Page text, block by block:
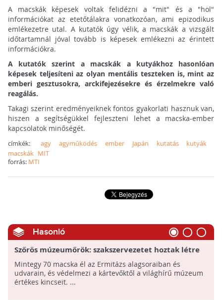
A macskák képesek voltak felidézni a "mit" és a "hol"
információkat az etetőtálakra vonatkozóan, ami epizodikus
emlékezetre utal. A kutatók úgy vélik, a macskák a vizsgált
időtartamnál jóval tovább is képesek emlékezni az érintett
információkra.
A kutatók szerint a macskák a kutyákhoz hasonlóan
képesek teljesíteni az olyan mentális teszteken is, mint az
emberi gesztusokra, arckifejezésekre és érzelmekre való
reagálás.
Takagi szerint eredményeiknek fontos gyakorlati hasznuk van,
hiszen a segítségükkel fejleszteni lehet a macska-ember
kapcsolatok minőségét.
címkék:agy agyműködés ember Japán kutatás
kutyák
macskák MIT
forrás: MTI
Hasonló
Szőrös múzeumőrök: szakszervezetet hoztak létre
az Ermitázs macskáinak
Mintegy 70 macska él az Ermitázs alagsoraiban és
udvarain, és védelmezi a kártevőktől a világhírű múzeum
értékes kincseit. ...